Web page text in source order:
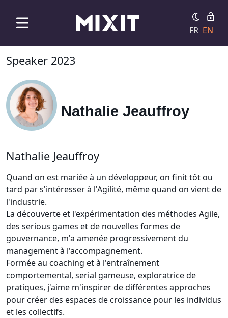
FR EN
Speaker 2023
Nathalie Jeauffroy
Nathalie Jeauffroy
Quand on est mariée à un développeur, on finit tôt ou
tard par s'intéresser à l'Agilité, même quand on vient de
l'industrie.
La découverte et l'expérimentation des méthodes Agile,
des serious games et de nouvelles formes de
gouvernance, m'a amenée progressivement du
management à l'accompagnement.
Formée au coaching et à l'entraînement
comportemental, serial gameuse, exploratrice de
pratiques, j'aime m'inspirer de différentes approches
pour créer des espaces de croissance pour les individus
et les collectifs.